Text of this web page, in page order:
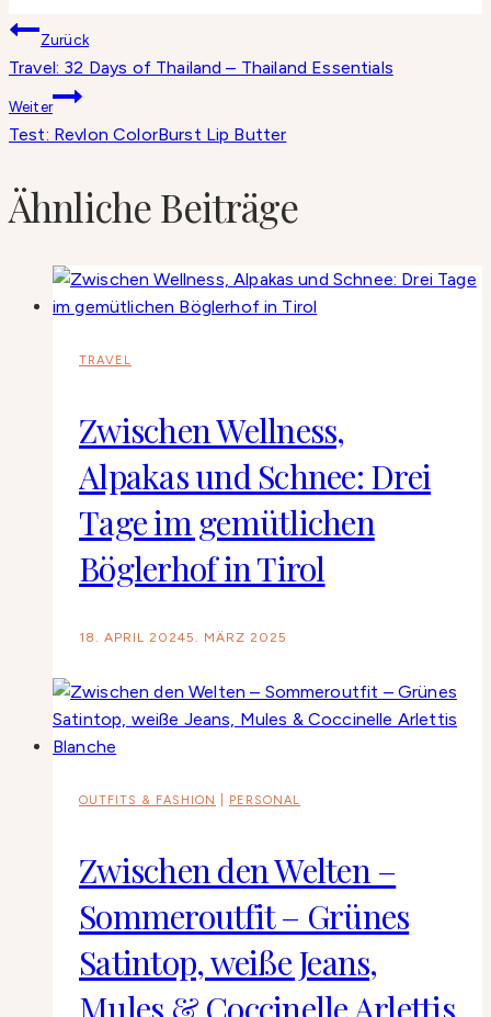
Beitragsnavigation
Zurück
Travel: 32 Days of Thailand – Thailand Essentials
Weiter
Test: Revlon ColorBurst Lip Butter
Ähnliche Beiträge
TRAVEL
Zwischen Wellness,
Alpakas und Schnee: Drei
Tage im gemütlichen
Böglerhof in Tirol
18. APRIL 20245. MÄRZ 2025
OUTFITS & FASHION PERSONAL
Zwischen den Welten –
Sommeroutfit – Grünes
Satintop, weiße Jeans,